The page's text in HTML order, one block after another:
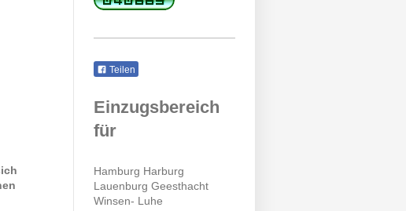
Teilen
Einzugsbereich
für
Hamburg Harburg
Lauenburg Geesthacht
Winsen- Luhe